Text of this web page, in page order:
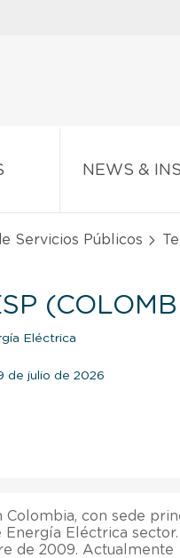
NEWS &
Servicios Públicos
Eléctrica
de julio de 2026
con sede
Energía Eléctrica sector.
de 2009. Actualmente